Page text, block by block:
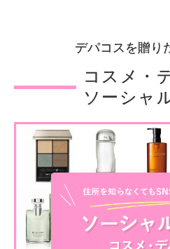
デパコスを贈り
コスメ・
ソーシャ